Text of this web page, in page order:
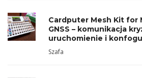
Cardputer Mesh Kit for
GNSS – komunikacja
uruchomienie i
Szafa